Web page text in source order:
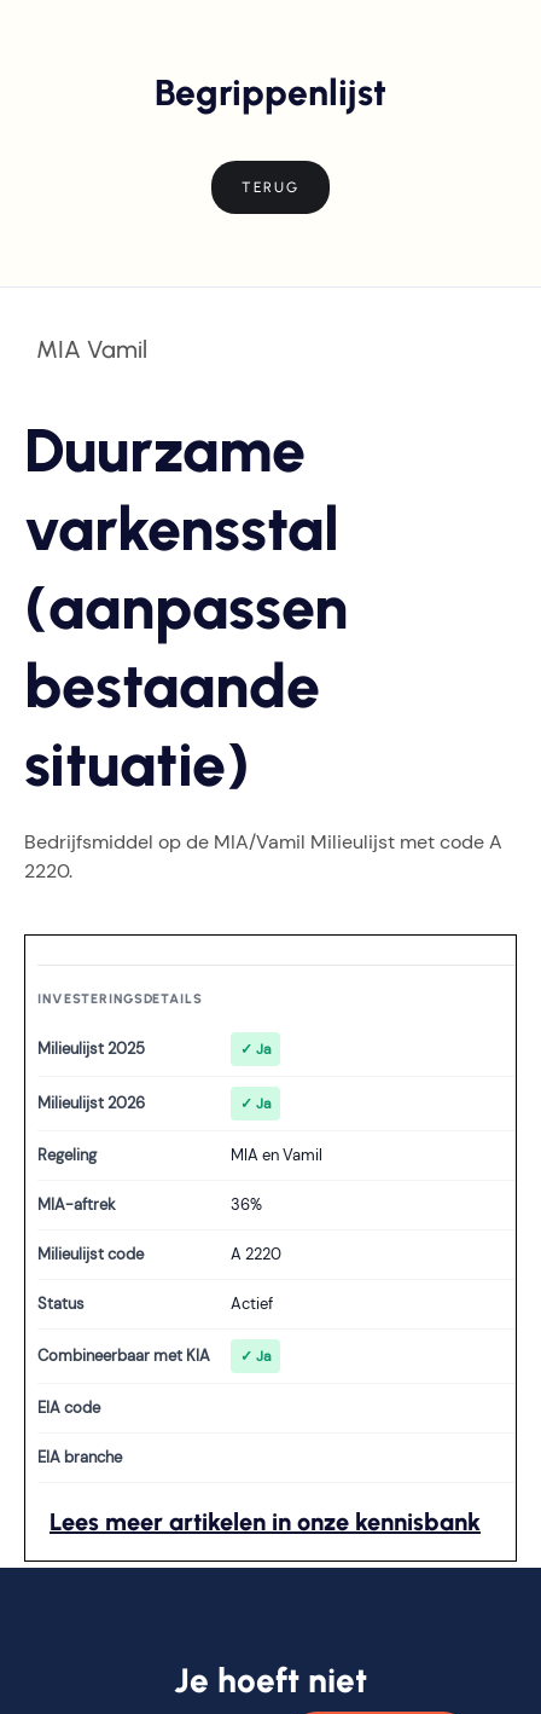
Begrippenlijst
TERUG
MIA Vamil
Duurzame
varkensstal
(aanpassen
bestaande
situatie)
Bedrijfsmiddel op de MIA/Vamil Milieulijst met code A
2220.
INVESTERINGSDETAILS
Milieulijst 2025 ✓ Ja
Milieulijst 2026 ✓ Ja
Regeling MIA en Vamil
MIA-aftrek 36%
Milieulijst code A 2220
Status Actief
Combineerbaar met KIA ✓ Ja
EIA code
EIA branche
Lees meer artikelen in onze kennisbank
Je hoeft niet